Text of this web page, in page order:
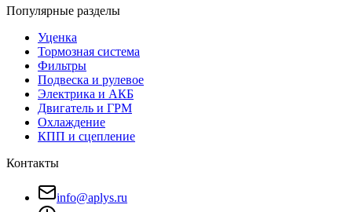
Популярные разделы
Уценка
Тормозная система
Фильтры
Подвеска и рулевое
Электрика и АКБ
Двигатель и ГРМ
Охлаждение
КПП и сцепление
Контакты
info@aplys.ru